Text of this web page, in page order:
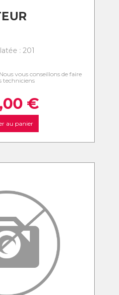
: 201
vous conseillons de faire
techniciens
€
au panier